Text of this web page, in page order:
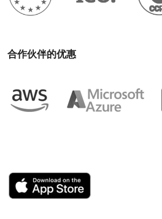
合作伙伴的优惠